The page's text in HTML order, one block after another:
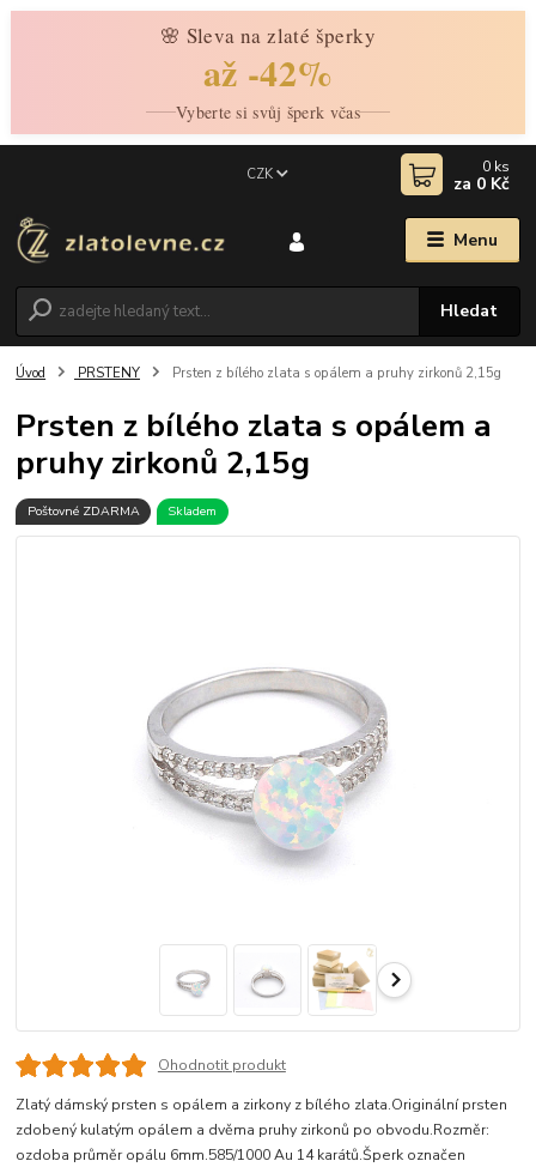
🌸 Sleva na zlaté šperky
až -42%
Vyberte si svůj šperk včas
Menu
CZK
Hledat
0 ks
za 0 Kč
Úvod PRSTENY Prsten z bílého zlata s opálem a pruhy zirkonů 2,15g
Prsten z bílého zlata s opálem a
pruhy zirkonů 2,15g
Poštovné ZDARMA Skladem
Ohodnotit produkt
Zlatý dámský prsten s opálem a zirkony z bílého zlata.Originální prsten
zdobený kulatým opálem a dvěma pruhy zirkonů po obvodu.Rozměr:
ozdoba průměr opálu 6mm.585/1000 Au 14 karátů.Šperk označen